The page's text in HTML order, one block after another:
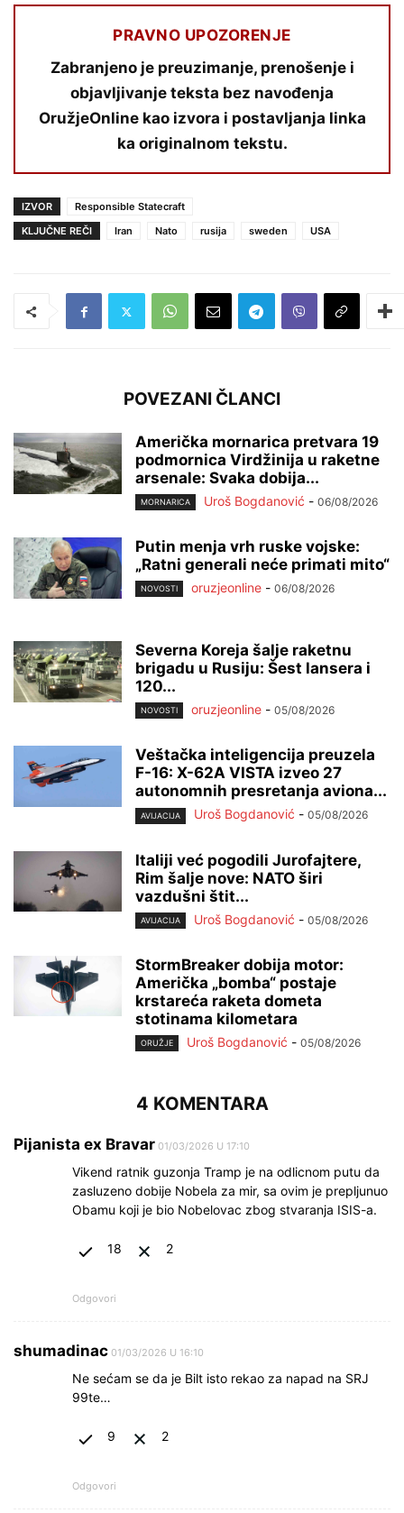
PRAVNO UPOZORENJE
Zabranjeno je preuzimanje, prenošenje i
objavljivanje teksta bez navođenja
OružjeOnline kao izvora i postavljanja linka
ka originalnom tekstu.
IZVOR
Responsible Statecraft
KLJUČNE REČI
Iran Nato rusija sweden USA
POVEZANI ČLANCI
Američka mornarica pretvara 19
podmornica Virdžinija u raketne
arsenale: Svaka dobija...
MORNARICA Uroš Bogdanović - 06/08/2026
Putin menja vrh ruske vojske:
„Ratni generali neće primati mito“
NOVOSTI oruzjeonline - 06/08/2026
Severna Koreja šalje raketnu
brigadu u Rusiju: Šest lansera i
120...
NOVOSTI oruzjeonline - 05/08/2026
Veštačka inteligencija preuzela
F-16: X-62A VISTA izveo 27
autonomnih presretanja aviona...
AVIJACIJA Uroš Bogdanović - 05/08/2026
Italiji već pogodili Jurofajtere,
Rim šalje nove: NATO širi
vazdušni štit...
AVIJACIJA Uroš Bogdanović - 05/08/2026
StormBreaker dobija motor:
Američka „bomba“ postaje
krstareća raketa dometa
stotinama kilometara
ORUŽJE Uroš Bogdanović - 05/08/2026
4 KOMENTARA
Pijanista ex Bravar 01/03/2026 U 17:10
Vikend ratnik guzonja Tramp je na odlicnom putu da
zasluzeno dobije Nobela za mir, sa ovim je prepljunuo
Obamu koji je bio Nobelovac zbog stvaranja ISIS-a.
18 2
Odgovori
shumadinac 01/03/2026 U 16:10
Ne sećam se da je Bilt isto rekao za napad na SRJ
99te…
9 2
Odgovori